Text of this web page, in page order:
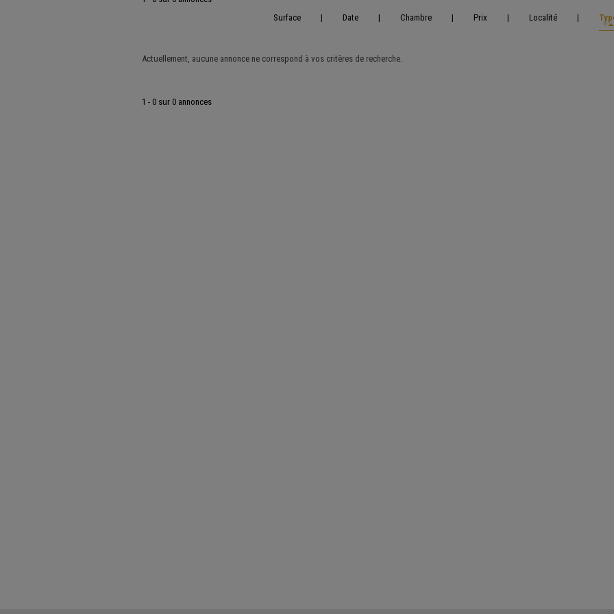
Surface
| Date | Chambre | Prix | Localité |
Actuellement, aucune annonce ne correspond à vos critères de recherche.
1 - 0 sur 0 annonces